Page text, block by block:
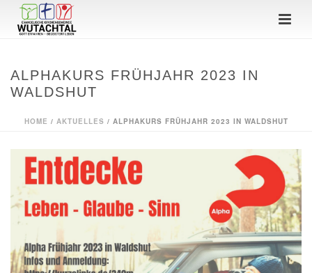
ALPHAKURS FRÜHJAHR 2023 IN
WALDSHUT
HOME / AKTUELLES / ALPHAKURS FRÜHJAHR 2023 IN WALDSHUT